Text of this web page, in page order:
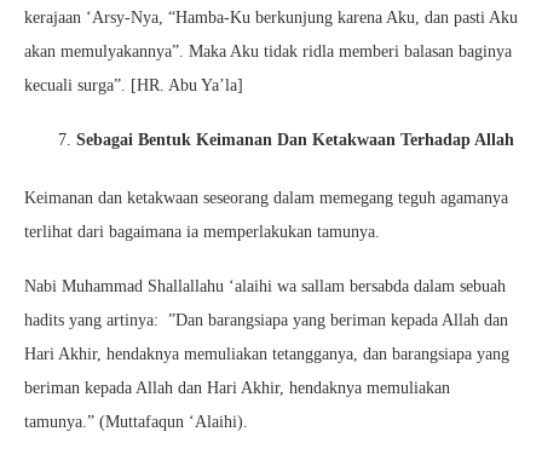
kerajaan ‘Arsy-Nya, “Hamba-Ku berkunjung karena Aku, dan pasti Aku
akan memulyakannya”. Maka Aku tidak ridla memberi balasan baginya
kecuali surga”. [HR. Abu Ya’la]
Sebagai Bentuk Keimanan Dan Ketakwaan Terhadap Allah
Keimanan dan ketakwaan seseorang dalam memegang teguh agamanya
terlihat dari bagaimana ia memperlakukan tamunya.
Nabi Muhammad Shallallahu ‘alaihi wa sallam bersabda dalam sebuah
hadits yang artinya: ”Dan barangsiapa yang beriman kepada Allah dan
Hari Akhir, hendaknya memuliakan tetangganya, dan barangsiapa yang
beriman kepada Allah dan Hari Akhir, hendaknya memuliakan
tamunya.” (Muttafaqun ‘Alaihi).